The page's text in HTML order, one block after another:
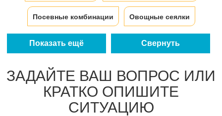
Посевные комбинации Овощные сеялки
Механические сеялки Зерно-травянные сеялки
Показать ещё Свернуть
ЗАДАЙТЕ ВАШ ВОПРОС ИЛИ
КРАТКО ОПИШИТЕ
СИТУАЦИЮ